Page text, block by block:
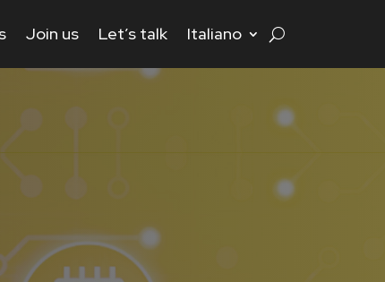
Join us Let’s talk Italiano